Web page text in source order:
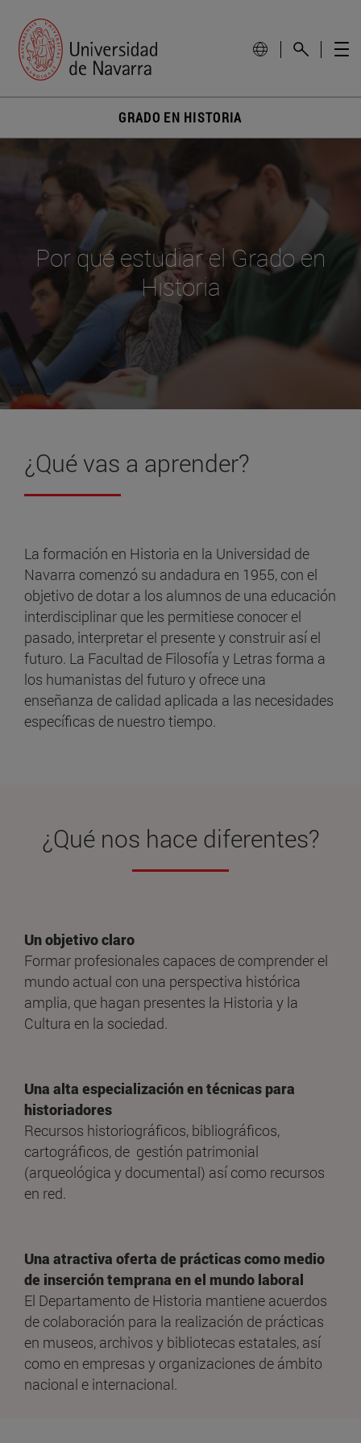
GRADO EN HISTORIA
Por qué estudiar el Grado en
Historia
¿Qué vas a aprender?
La formación en Historia en la Universidad de
Navarra comenzó su andadura en 1955, con el
objetivo de dotar a los alumnos de una educación
interdisciplinar que les permitiese conocer el
pasado, interpretar el presente y construir así el
futuro. La Facultad de Filosofía y Letras forma a
los humanistas del futuro y ofrece una
enseñanza de calidad aplicada a las necesidades
específicas de nuestro tiempo.
¿Qué nos hace diferentes?
Un objetivo claro
Formar profesionales capaces de comprender el
mundo actual con una perspectiva histórica
amplia, que hagan presentes la Historia y la
Cultura en la sociedad.
Una alta especialización en técnicas para
historiadores
Recursos historiográficos, bibliográficos,
cartográficos, de gestión patrimonial
(arqueológica y documental) así como recursos
en red.
Una atractiva oferta de prácticascomo medio
de inserción temprana en el mundo laboral
El Departamento de Historia mantiene acuerdos
de colaboración para la realización de prácticas
en museos, archivos y bibliotecas estatales, así
como en empresas y organizaciones de ámbito
nacional e internacional.